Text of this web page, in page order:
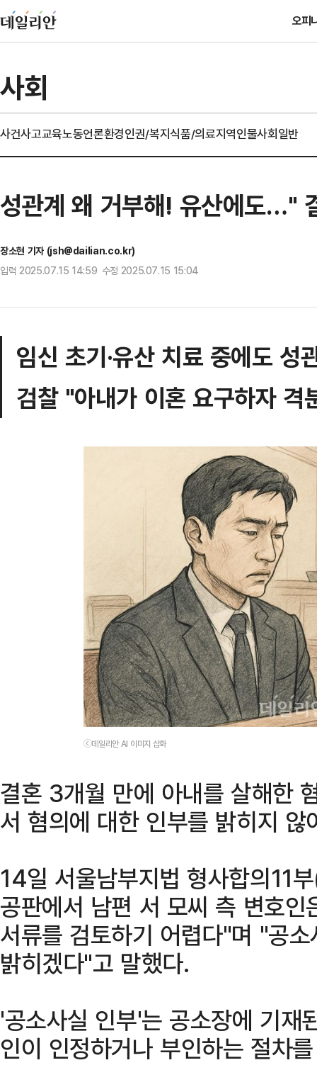
오피
사회
사건사고교육노동언론환경인권/복지식품/의료지역인물사회일반
성관계 왜 거부해! 유산에도…"
장소현 기자 (jsh@dailian.co.kr)
입력 2025.07.15 14:59 수정 2025.07.15 15:04
임신 초기·유산 치료 중에도 성
검찰 "아내가 이혼 요구하자 격
ⓒ데일리안 AI 이미지 삽화
결혼 3개월 만에 아내를 살해한
서 혐의에 대한 인부를 밝히지 않
14일 서울남부지법 형사합의11
공판에서 남편 서 모씨 측 변호
서류를 검토하기 어렵다"며 "공
밝히겠다"고 말했다.
'공소사실 인부'는 공소장에 기재
인이 인정하거나 부인하는 절차